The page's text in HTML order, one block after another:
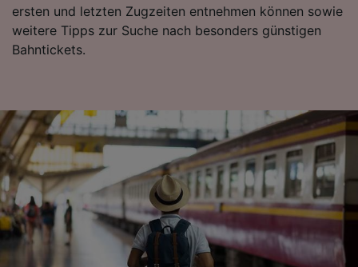
ersten und letzten Zugzeiten entnehmen können sowie
weitere Tipps zur Suche nach besonders günstigen
Bahntickets.